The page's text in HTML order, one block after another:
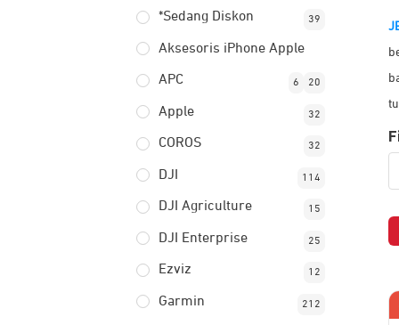
*Sedang Diskon 39
Aksesoris iPhone Apple
20
APC 6
Apple 32
COROS 32
DJI 114
DJI Agriculture 15
DJI Enterprise 25
Ezviz 12
Garmin 212